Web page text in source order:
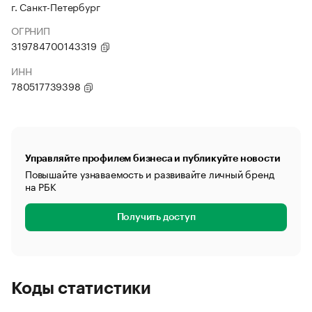
г. Санкт-Петербург
ОГРНИП
319784700143319
ИНН
780517739398
Управляйте профилем бизнеса и публикуйте новости
Повышайте узнаваемость и развивайте личный бренд
на РБК
Получить доступ
Коды статистики